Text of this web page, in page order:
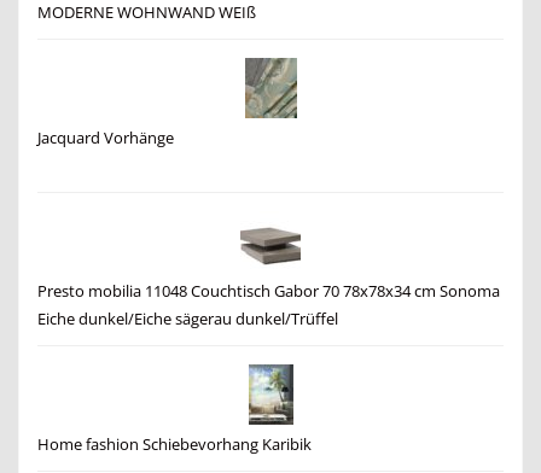
MODERNE WOHNWAND WEIß
Jacquard Vorhänge
Presto mobilia 11048 Couchtisch Gabor 70 78x78x34 cm Sonoma
Eiche dunkel/Eiche sägerau dunkel/Trüffel
Home fashion Schiebevorhang Karibik